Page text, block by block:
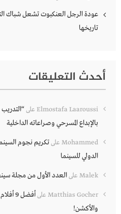
عودة الرجل العنكبوت تشعل شباك
تاريخها
أحدث التعليقات
Elmostafa Laaroussi على
بالإبداع المسرحي وصراعاته الداخلية
Mohammed علىتكريم نجوم
الدولي للسينما
Malek علىالعدد الأول من مجلة
Matthias Gocher على
أفضل
والأكشن!